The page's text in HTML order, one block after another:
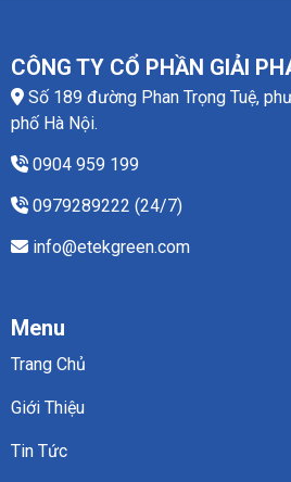
CÔNG TY CỔ PHẦN GIẢI
Số 189 đường Phan Trọng Tuệ,
phố Hà Nội.
0904 959 199
0979289222 (24/7)
info@etekgreen.com
Menu
Trang Chủ
Giới Thiệu
Tin Tức